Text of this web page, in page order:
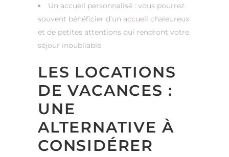
Un accueil personnalisé : vous pourrez
souvent bénéficier d’un accueil chaleureux
et de petites attentions qui rendront votre
séjour inoubliable.
LES LOCATIONS
DE VACANCES :
UNE
ALTERNATIVE À
CONSIDÉRER